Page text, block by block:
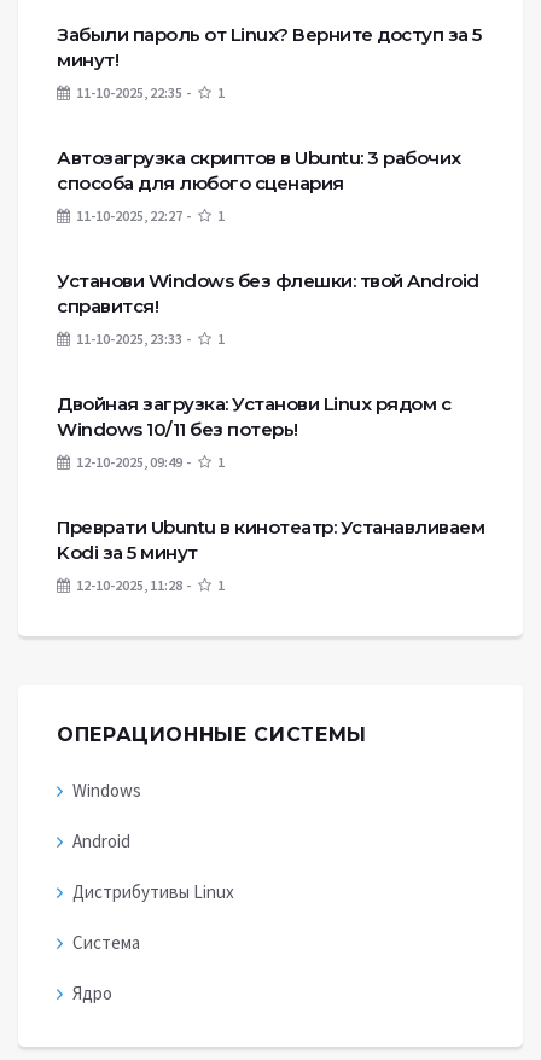
Забыли пароль от Linux? Верните доступ за 5
минут!
11-10-2025, 22:35 1
Автозагрузка скриптов в Ubuntu: 3 рабочих
способа для любого сценария
11-10-2025, 22:27 1
Установи Windows без флешки: твой Android
справится!
11-10-2025, 23:33 1
Двойная загрузка: Установи Linux рядом с
Windows 10/11 без потерь!
12-10-2025, 09:49 1
Преврати Ubuntu в кинотеатр: Устанавливаем
Kodi за 5 минут
12-10-2025, 11:28 1
ОПЕРАЦИОННЫЕ СИСТЕМЫ
Windows
Android
Дистрибутивы Linux
Система
Ядро